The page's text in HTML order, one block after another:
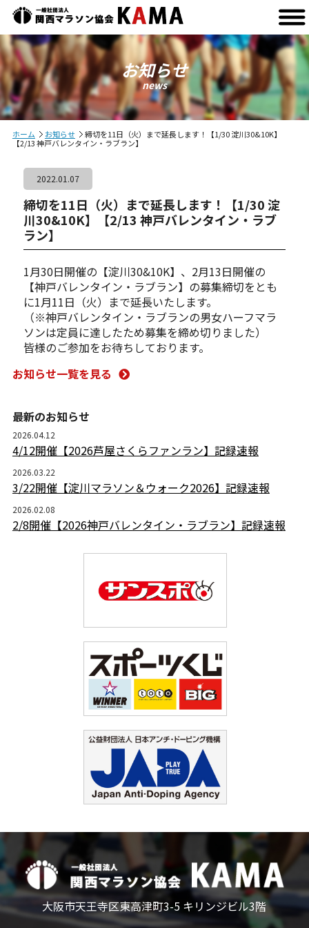
お知らせ
news
ホーム お知らせ
締切を11日（火）まで延長します！【1/30 淀川30&10K】
【2/13 神戸バレンタイン・ラブラン】
2022.01.07
締切を11日（火）まで延長します！【1/30 淀
川30&10K】【2/13 神戸バレンタイン・ラブ
ラン】
1月30日開催の【淀川30&10K】、2月13日開催の
【神戸バレンタイン・ラブラン】の募集締切をとも
に1月11日（火）まで延長いたします。
（※神戸バレンタイン・ラブランの男女ハーフマラ
ソンは定員に達したため募集を締め切りました）
皆様のご参加をお待ちしております。
お知らせ一覧を見る
最新のお知らせ
2026.04.12
4/12開催【2026芦屋さくらファンラン】記録速報
2026.03.22
3/22開催【淀川マラソン＆ウォーク2026】記録速報
2026.02.08
2/8開催【2026神戸バレンタイン・ラブラン】記録速報
大阪市天王寺区東高津町3-5 キリンジビル3階